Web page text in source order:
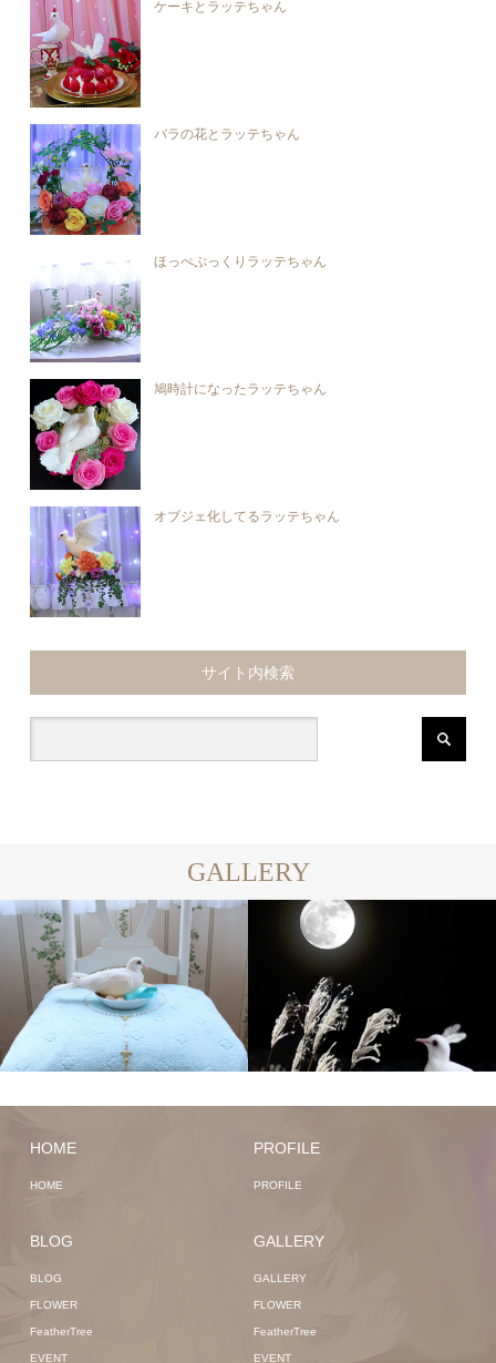
ケーキとラッテちゃん
バラの花とラッテちゃん
ほっぺぷっくりラッテちゃん
鳩時計になったラッテちゃん
オブジェ化してるラッテちゃん
サイト内検索
GALLERY
HOME
HOME
PROFILE
PROFILE
BLOG
BLOG
FLOWER
FeatherTree
EVENT
GALLERY
GALLERY
FLOWER
FeatherTree
EVENT